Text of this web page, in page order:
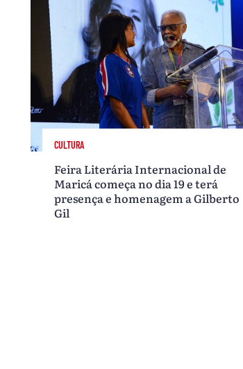
CULTURA
Feira Literária Internacional de
Maricá começa no dia 19 e terá
presença e homenagem a Gilberto
Gil